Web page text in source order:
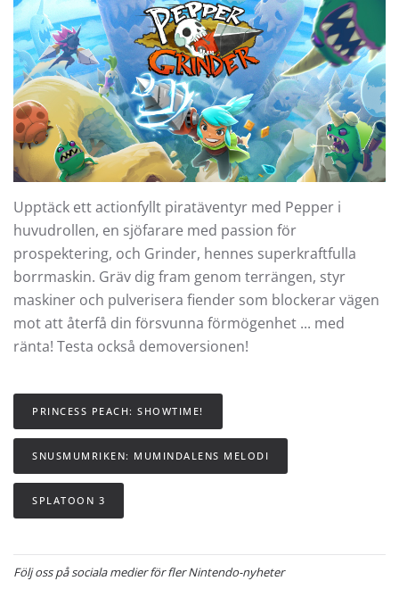
Upptäck ett actionfyllt piratäventyr med Pepper i
huvudrollen, en sjöfarare med passion för
prospektering, och Grinder, hennes superkraftfulla
borrmaskin. Gräv dig fram genom terrängen, styr
maskiner och pulverisera fiender som blockerar vägen
mot att återfå din försvunna förmögenhet ... med
ränta! Testa också demoversionen!
PRINCESS PEACH: SHOWTIME!
SNUSMUMRIKEN: MUMINDALENS MELODI
SPLATOON 3
Följ oss på sociala medier för fler Nintendo-nyheter